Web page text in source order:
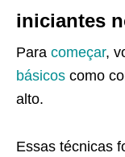
iniciantes
Para começar,
básicos como
alto.
Essas técnicas